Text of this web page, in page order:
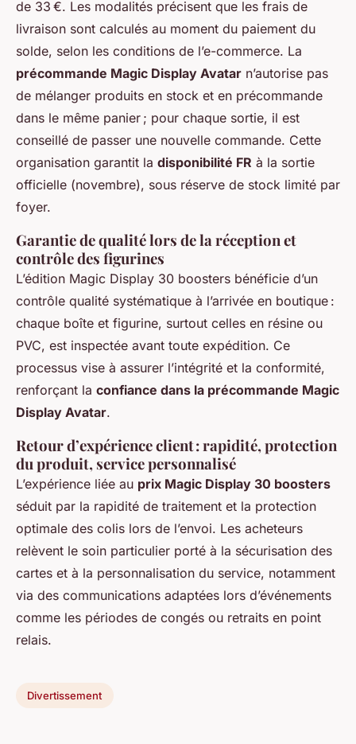
de 33 €. Les modalités précisent que les frais de
livraison sont calculés au moment du paiement du
solde, selon les conditions de l’e-commerce. La
précommande Magic Display Avatar n’autorise pas
de mélanger produits en stock et en précommande
dans le même panier ; pour chaque sortie, il est
conseillé de passer une nouvelle commande. Cette
organisation garantit la disponibilité FR à la sortie
officielle (novembre), sous réserve de stock limité par
foyer.
Garantie de qualité lors de la réception et
contrôle des figurines
L’édition Magic Display 30 boosters bénéficie d’un
contrôle qualité systématique à l’arrivée en boutique :
chaque boîte et figurine, surtout celles en résine ou
PVC, est inspectée avant toute expédition. Ce
processus vise à assurer l’intégrité et la conformité,
renforçant la confiance dans la précommande Magic
Display Avatar.
Retour d’expérience client : rapidité, protection
du produit, service personnalisé
L’expérience liée au prix Magic Display 30 boosters
séduit par la rapidité de traitement et la protection
optimale des colis lors de l’envoi. Les acheteurs
relèvent le soin particulier porté à la sécurisation des
cartes et à la personnalisation du service, notamment
via des communications adaptées lors d’événements
comme les périodes de congés ou retraits en point
relais.
Divertissement